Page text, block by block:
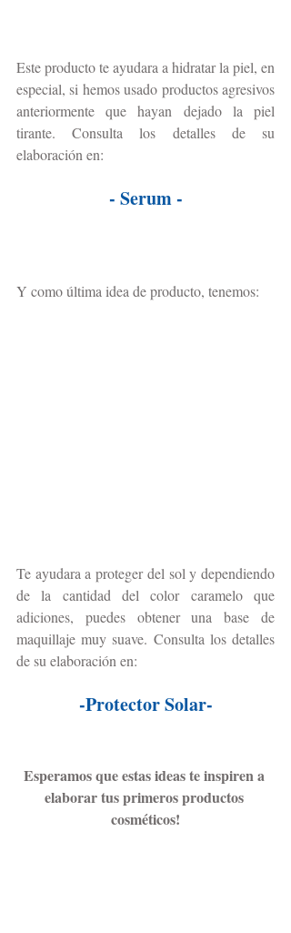
Este producto te ayudara a hidratar la piel, en
especial, si hemos usado productos agresivos
anteriormente que hayan dejado la piel
tirante. Consulta los detalles de su
elaboración en:
- Serum -
Y como última idea de producto, tenemos:
Te ayudara a proteger del sol y dependiendo
de la cantidad del color caramelo que
adiciones, puedes obtener una base de
maquillaje muy suave. Consulta los detalles
de su elaboración en:
-Protector Solar-
Esperamos que estas ideas te inspiren a
elaborar tus primeros productos
cosméticos!